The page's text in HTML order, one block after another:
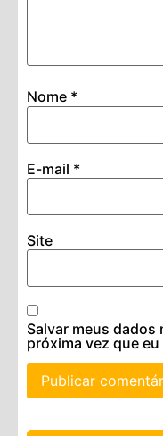
Nome *
E-mail *
Site
Salvar meus dados
próxima vez que